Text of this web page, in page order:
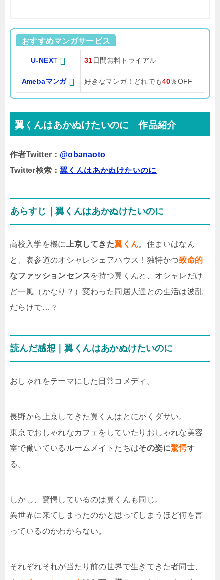
おすすめマンガサービス
U-NEXT 31 日間無料トライアル
Amebaマンガ 好きなマンガ！どれでも40％OFF
翼くんはあかぬけたいのに 作品紹介
作者Twitter： @obanaoto
Twitter検索： 翼くんはあかぬけたいのに
あらすじ｜翼くんはあかぬけたいのに
高校入学を機に上京してきた翼くん。住まいはなん
と、表参道のオシャレシェアハウス！独特かつ致命的
なファッションセンスを持つ翼くんと、オシャレだけ
ど一風（かなり？）変わった同居人達との生活は波乱
だらけで…？
読んだ感想｜翼くんはあかぬけたいのに
おしゃれをテーマにした日常コメディ。
長野から上京してきた翼くんはとにかくダサい。
東京でおしゃれなカフェをしていたりおしゃれな美容
室で働いているルームメイトたちはその姿に驚愕す
る。
しかし、驚愕しているのは翼くんも同じ。
異世界に来てしまったのかと思ってしまうほど何を言
っているのかわからない。
それぞれそれが当たり前の世界で生きてきた者同士、